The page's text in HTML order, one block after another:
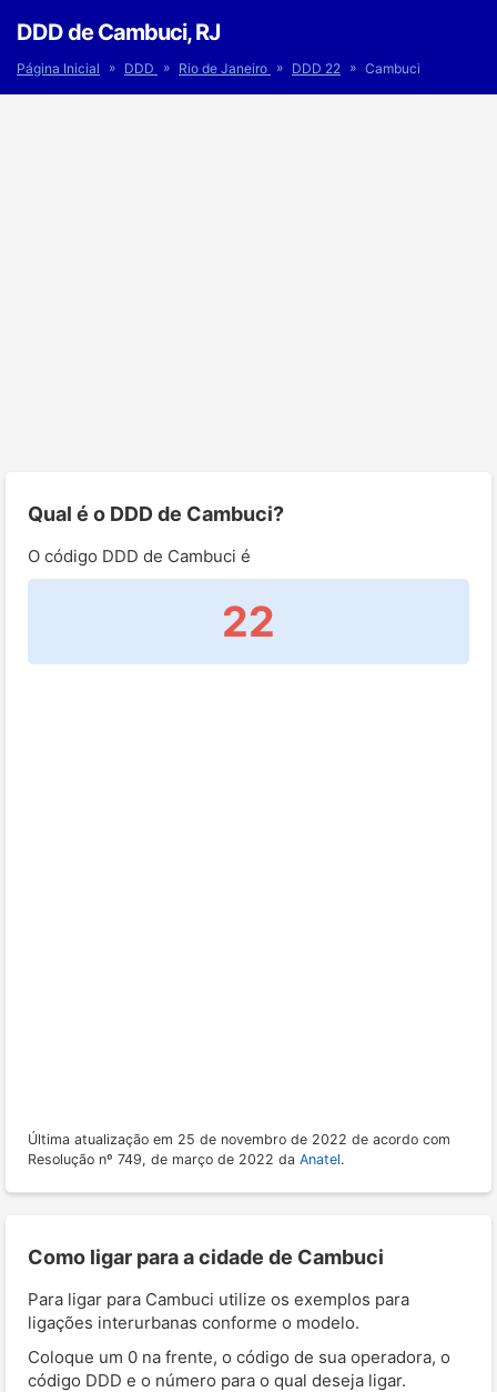
DDD de Cambuci, RJ
Página Inicial » DDD » Rio de Janeiro » DDD 22 » Cambuci
Qual é o DDD de Cambuci?
O código DDD de Cambuci é
22
Última atualização em 25 de novembro de 2022 de acordo com
Resolução nº 749, de março de 2022 da Anatel.
Como ligar para a cidade de Cambuci
Para ligar para Cambuci utilize os exemplos para
ligações interurbanas conforme o modelo.
Coloque um 0 na frente, o código de sua operadora, o
código DDD e o número para o qual deseja ligar.